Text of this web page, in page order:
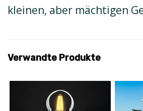
kleinen, aber mächtigen
Verwandte Produkte